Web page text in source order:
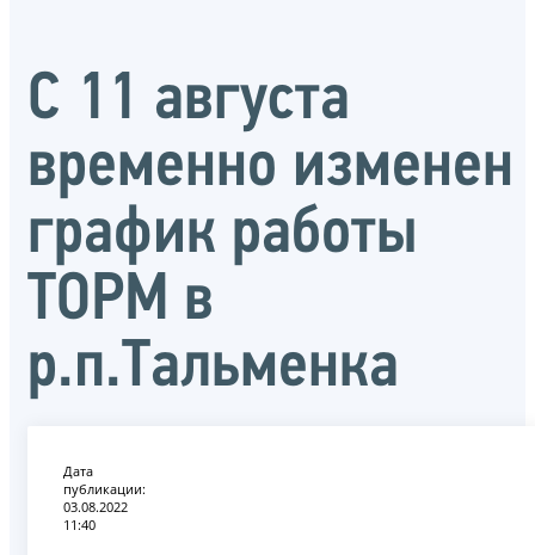
С 11 августа
временно изменен
график работы
ТОРМ в
р.п.Тальменка
Дата
публикации:
03.08.2022
11:40